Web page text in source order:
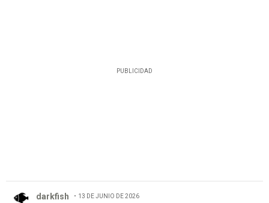
PUBLICIDAD
darkfish 13 DE JUNIO DE 2026